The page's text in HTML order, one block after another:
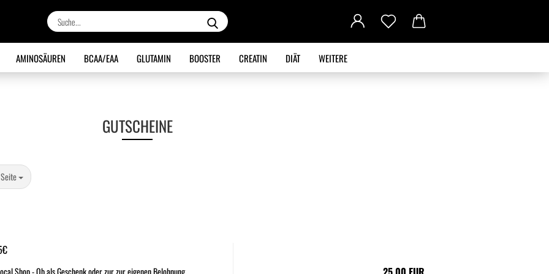
Suche...
AMINOSÄUREN BCAA/EAA GLUTAMIN BOOSTER CREATIN DIÄT WEITERE
GUTSCHEINE
Shop - Ob als Geschenk oder zur zur eigenen Belohnung.